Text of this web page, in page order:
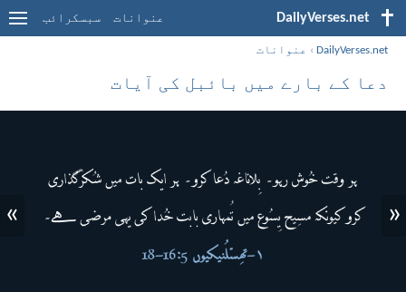
DailyVerses.net عنوانات سبسکرائب
DailyVerses.net
› عنوانات
دعا کے بارے میں بائبل کی آیات
«
»